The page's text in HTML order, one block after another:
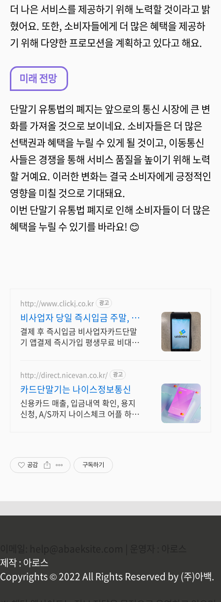
더 나은 서비스를 제공하기 위해 노력할 것이라고 밝
혔어요. 또한, 소비자들에게 더 많은 혜택을 제공하
기 위해 다양한 프로모션을 계획하고 있다고 해요.
미래 전망
단말기 유통법의 폐지는 앞으로의 통신 시장에 큰 변
화를 가져올 것으로 보이네요. 소비자들은 더 많은
선택권과 혜택을 누릴 수 있게 될 것이고, 이동통신
사들은 경쟁을 통해 서비스 품질을 높이기 위해 노력
할 거예요. 이러한 변화는 결국 소비자에게 긍정적인
영향을 미칠 것으로 기대돼요.
이번 단말기 유통법 폐지로 인해 소비자들이 더 많은
혜택을 누릴 수 있기를 바라요! 😊
http://www.clickj.co.kr 광고
비사업자 당일 즉시입금 주말, 공
휴일도 당일즉시입금
결제 후 즉시입금 비사업자카드단말
기 앱결제 즉시가입 평생무료 비대면
http://direct.nicevan.co.kr/ 광고
카드단말기는 나이스정보통신
신용카드 매출, 입금내역 확인, 용지
신청, A/S까지 나이스체크 어플 하나
공감 구독하기
제작 : 아로스
Copyrights © 2022 All Rights Reserved by (주)아백.